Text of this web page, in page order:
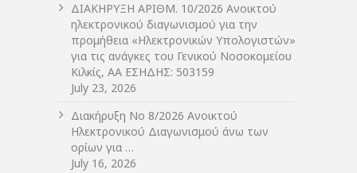
ΔIΑΚΗΡΥΞΗ ΑΡIΘΜ. 10/2026 Ανοικτού
ηλεκτρονικού διαγωνισμού για την
προμήθεια «Ηλεκτρονικών Υπολογιστών»
για τις ανάγκες του Γενικού Νοσοκομείου
Κιλκίς, ΑΑ ΕΣΗΔΗΣ: 503159
July 23, 2026
Διακήρυξη Νο 8/2026 Ανοικτού
Ηλεκτρονικού Διαγωνισμού άνω των
ορίων για …
July 16, 2026